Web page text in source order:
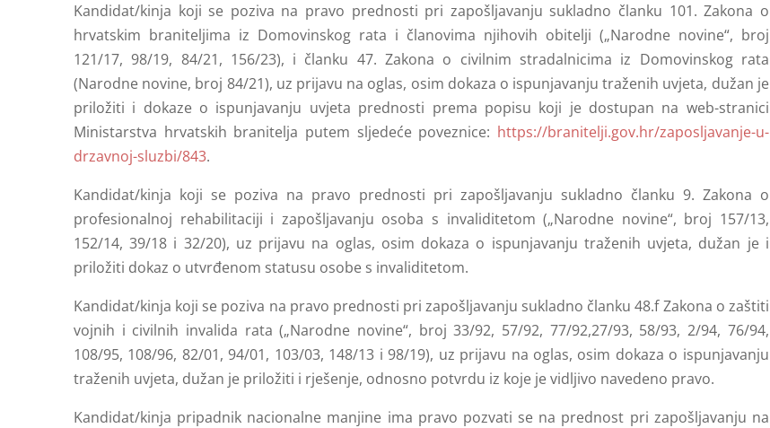
Kandidat/kinja koji se poziva na pravo prednosti pri zapošljavanju sukladno članku 101. Zakona o
hrvatskim braniteljima iz Domovinskog rata i članovima njihovih obitelji („Narodne novine“, broj
121/17, 98/19, 84/21, 156/23), i članku 47. Zakona o civilnim stradalnicima iz Domovinskog rata
(Narodne novine, broj 84/21), uz prijavu na oglas, osim dokaza o ispunjavanju traženih uvjeta, dužan je
priložiti i dokaze o ispunjavanju uvjeta prednosti prema popisu koji je dostupan na web-stranici
Ministarstva hrvatskih branitelja putem sljedeće poveznice: https://branitelji.gov.hr/zaposljavanje-u-
drzavnoj-sluzbi/843.
Kandidat/kinja koji se poziva na pravo prednosti pri zapošljavanju sukladno članku 9. Zakona o
profesionalnoj rehabilitaciji i zapošljavanju osoba s invaliditetom („Narodne novine“, broj 157/13,
152/14, 39/18 i 32/20), uz prijavu na oglas, osim dokaza o ispunjavanju traženih uvjeta, dužan je i
priložiti dokaz o utvrđenom statusu osobe s invaliditetom.
Kandidat/kinja koji se poziva na pravo prednosti pri zapošljavanju sukladno članku 48.f Zakona o zaštiti
vojnih i civilnih invalida rata („Narodne novine“, broj 33/92, 57/92, 77/92,27/93, 58/93, 2/94, 76/94,
108/95, 108/96, 82/01, 94/01, 103/03, 148/13 i 98/19), uz prijavu na oglas, osim dokaza o ispunjavanju
traženih uvjeta, dužan je priložiti i rješenje, odnosno potvrdu iz koje je vidljivo navedeno pravo.
Kandidat/kinja pripadnik nacionalne manjine ima pravo pozvati se na prednost pri zapošljavanju na